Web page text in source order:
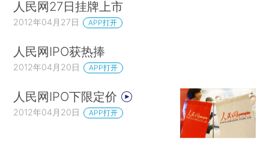
人民网27日挂牌上市
2012年04月27日 APP打开
人民网IPO获热捧
2012年04月20日 APP打开
人民网IPO下限定价
2012年04月20日 APP打开